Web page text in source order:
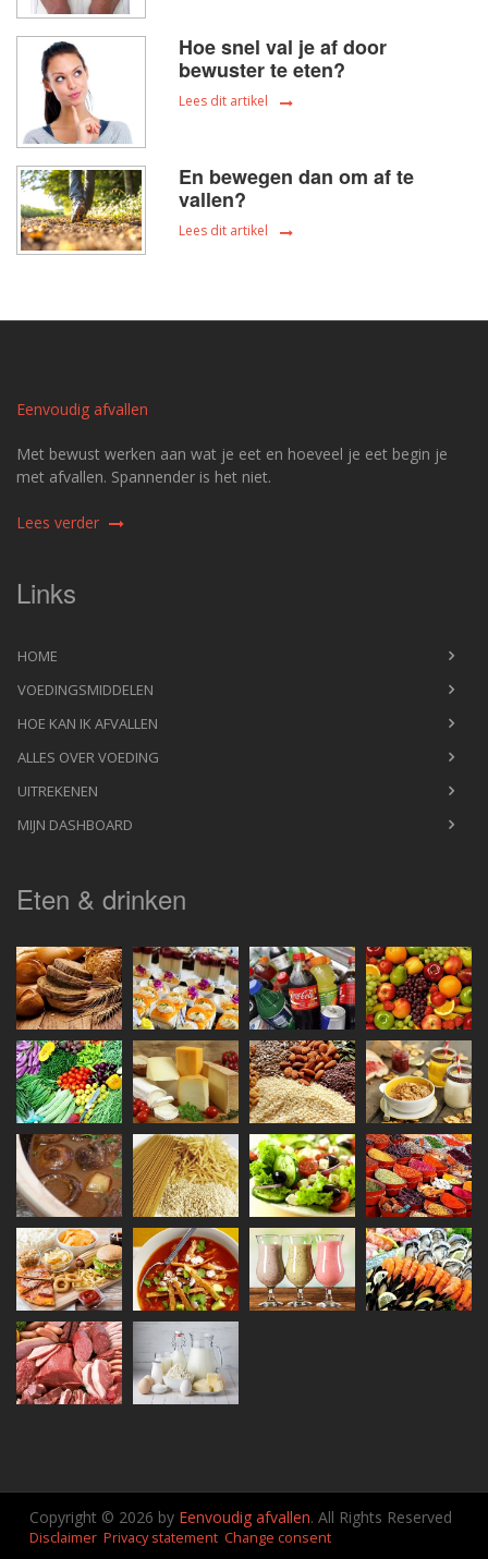
Hoe snel val je af door
bewuster te eten?
Lees dit artikel
En bewegen dan om af te
vallen?
Lees dit artikel
Eenvoudig afvallen
Met bewust werken aan wat je eet en hoeveel je eet begin je
met afvallen. Spannender is het niet.
Lees verder
Links
HOME
VOEDINGSMIDDELEN
HOE KAN IK AFVALLEN
ALLES OVER VOEDING
UITREKENEN
MIJN DASHBOARD
Eten & drinken
Copyright © 2026 by Eenvoudig afvallen. All Rights Reserved
Disclaimer Privacy statement Change consent